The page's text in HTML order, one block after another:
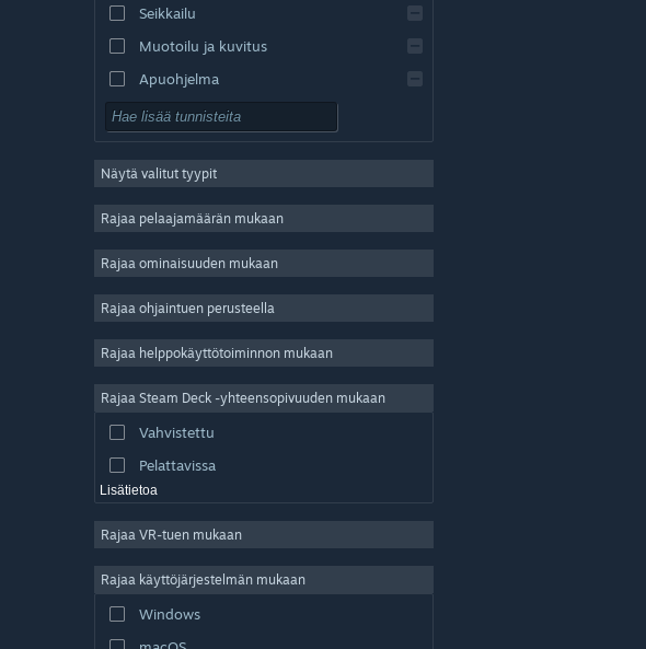
Seikkailu
Muotoilu ja kuvitus
Apuohjelma
Pelaa ilmaiseksi
Massiivinen moninpeli
Indie
Simulaatio
Videotuotanto
Kuvankäsittely
Näytä valitut tyypit
Rajaa pelaajamäärän mukaan
Rajaa ominaisuuden mukaan
Rajaa ohjaintuen perusteella
Rajaa helppokäyttötoiminnon mukaan
Rajaa Steam Deck -yhteensopivuuden mukaan
Vahvistettu
Pelattavissa
Lisätietoa
Rajaa VR-tuen mukaan
Rajaa käyttöjärjestelmän mukaan
Windows